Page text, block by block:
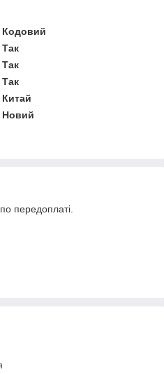
Кодовий
Так
Так
Так
Китай
Новий
передоплаті.